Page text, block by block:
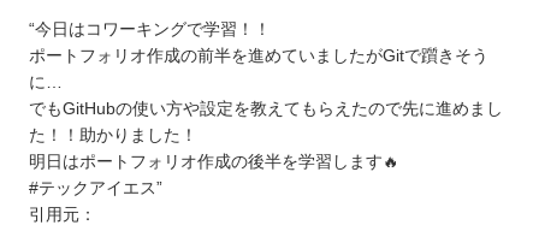
“今日はコワーキングで学習！！
ポートフォリオ作成の前半を進めていましたがGitで躓きそう
に…
でもGitHubの使い方や設定を教えてもらえたので先に進めまし
た！！助かりました！
明日はポートフォリオ作成の後半を学習します🔥
#テックアイエス”
引用元：